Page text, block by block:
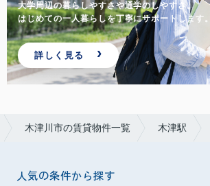
大学周辺の暮らしやすさや通学のしやすさ。
はじめての一人暮らしを丁寧にサポートします。
詳しく見る
木津川市の賃貸物件一覧 木津駅
人気の条件から探す